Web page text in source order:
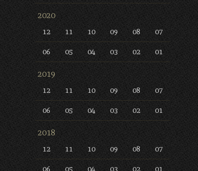
2020
12 11 10 09 08 07
06 05 04 03 02 01
2019
12 11 10 09 08 07
06 05 04 03 02 01
2018
12 11 10 09 08 07
06 05 04 03 02 01